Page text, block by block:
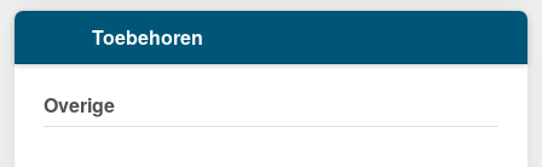
Toebehoren
Overige